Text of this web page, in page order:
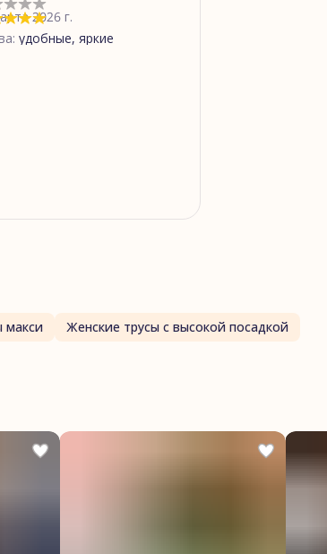
2026 г.
: удобные, яркие
макси Женские трусы с высокой посадкой